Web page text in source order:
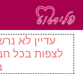
עדיין לא
לצפות בכל